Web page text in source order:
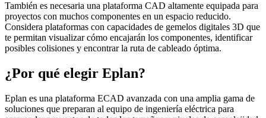
También es necesaria una plataforma CAD altamente equipada para
proyectos con muchos componentes en un espacio reducido.
Considera plataformas con capacidades de gemelos digitales 3D que
te permitan visualizar cómo encajarán los componentes, identificar
posibles colisiones y encontrar la ruta de cableado óptima.
¿Por qué elegir Eplan?
Eplan es una plataforma ECAD avanzada con una amplia gama de
soluciones que preparan al equipo de ingeniería eléctrica para